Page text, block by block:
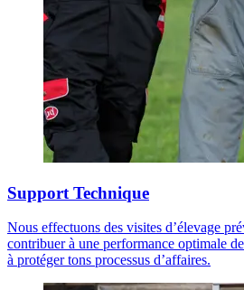
Support Technique
Nous effectuons des visites d’élevage
contribuer à une performance optimale
à protéger tons processus d’affaires.